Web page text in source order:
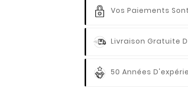
Vos Paiements
Livraison Gratuite
50 Années